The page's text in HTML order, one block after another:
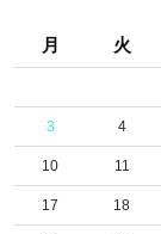
月 火
3 4
10 11
17 18